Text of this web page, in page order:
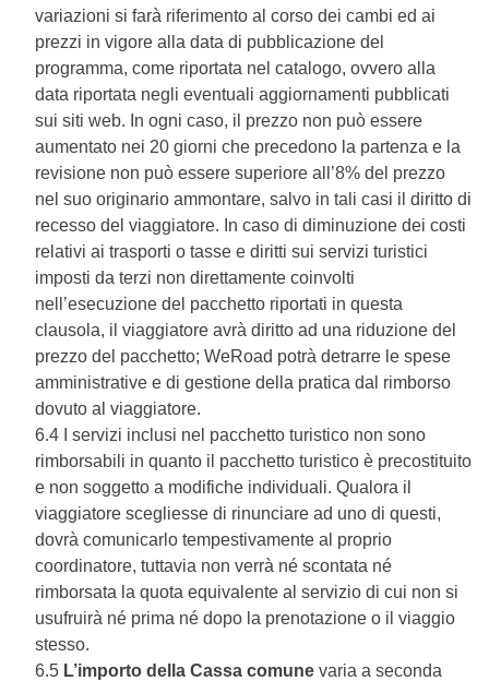
variazioni si farà riferimento al corso dei cambi ed ai
prezzi in vigore alla data di pubblicazione del
programma, come riportata nel catalogo, ovvero alla
data riportata negli eventuali aggiornamenti pubblicati
sui siti web. In ogni caso, il prezzo non può essere
aumentato nei 20 giorni che precedono la partenza e la
revisione non può essere superiore all’8% del prezzo
nel suo originario ammontare, salvo in tali casi il diritto di
recesso del viaggiatore. In caso di diminuzione dei costi
relativi ai trasporti o tasse e diritti sui servizi turistici
imposti da terzi non direttamente coinvolti
nell’esecuzione del pacchetto riportati in questa
clausola, il viaggiatore avrà diritto ad una riduzione del
prezzo del pacchetto; WeRoad potrà detrarre le spese
amministrative e di gestione della pratica dal rimborso
dovuto al viaggiatore.
6.4 I servizi inclusi nel pacchetto turistico non sono
rimborsabili in quanto il pacchetto turistico è precostituito
e non soggetto a modifiche individuali. Qualora il
viaggiatore scegliesse di rinunciare ad uno di questi,
dovrà comunicarlo tempestivamente al proprio
coordinatore, tuttavia non verrà né scontata né
rimborsata la quota equivalente al servizio di cui non si
usufruirà né prima né dopo la prenotazione o il viaggio
stesso.
6.5 L’importo della Cassa comune varia a seconda